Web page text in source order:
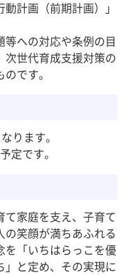
計画（前期計画）」
への対応や条例の目
次世代育成支援対策の
です。
ります。
定です。
家庭を支え、子育て
笑顔が満ちあふれる
を「いちはらっこを優
」と定め、その実現に